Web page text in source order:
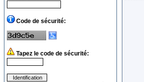
Code de sécurité:
Tapez le code de sécurité: